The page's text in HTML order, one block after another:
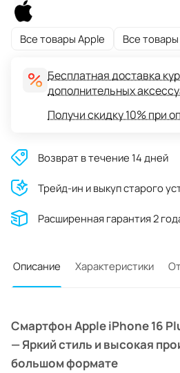
Все товары Apple Все
Бесплатная доставка
дополнительных
Получи скидку 10% при
Возврат в течение 14 дней
Трейд-ин и выкуп старого
Расширенная гарантия 2
Описание Характеристики
Смартфон Apple iPhone 16
— Яркий стиль и высокая
большом формате